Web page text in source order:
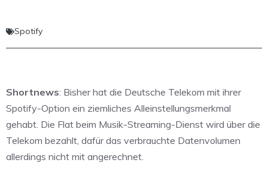
Spotify
Shortnews: Bisher hat die Deutsche Telekom mit ihrer
Spotify-Option ein ziemliches Alleinstellungsmerkmal
gehabt. Die Flat beim Musik-Streaming-Dienst wird über die
Telekom bezahlt, dafür das verbrauchte Datenvolumen
allerdings nicht mit angerechnet.